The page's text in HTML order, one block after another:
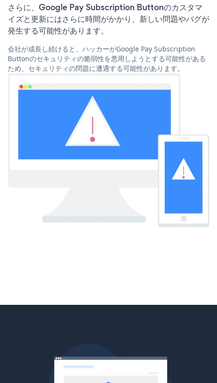
さらに、Google Pay Subscription Buttonのカスタマ
イズと更新にはさらに時間がかかり、新しい問題やバグが
発生する可能性があります。
会社が成長し続けると、ハッカーがGoogle Pay Subscription
Buttonのセキュリティの脆弱性を悪用しようとする可能性がある
ため、セキュリティの問題に遭遇する可能性があります。